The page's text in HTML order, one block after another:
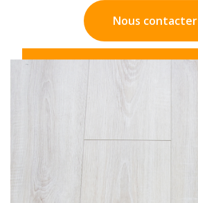
Nous contacter